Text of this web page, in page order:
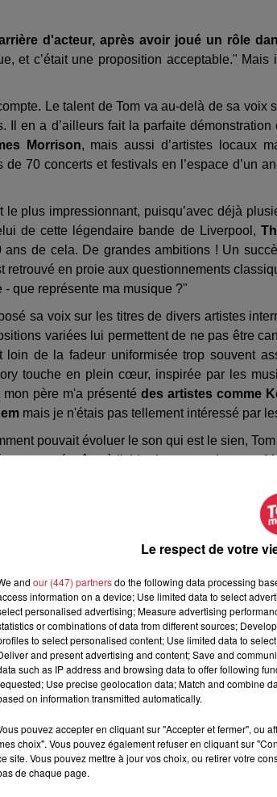
d'acteur, après avoir joué un rôle
et c’était une proposition acceptable." Mais
Le talent de Tom va au-delà de sa
Il en a d’ailleurs fait la parfaite démonstration
Morrison, mais aussi d’artistes locaux
70 concerts et festivals en l’espace d’un
le plus impressionnant, puisqu’avec déjà
de cette légendaire bande de Liverpool,
de cela. De grandes ambitions ! Un
retrouvé en proie aux questionnements
que représente ma musique ?"
sa voix sur les titres de divers artistes
variées lui permettent de ne pas être
loin de la fadeur uniformisée trop souvent
touche en plein cœur, inspirée par les
père m'a présenté des artistes comme
mais je n'étais pas tellement intéressé par
pouvait évoluer le son qui est le sien,
et partagé grâce à l'aide de ses producteurs
de sa capacité à toucher les gens avec
prix Audi Generation Award
Le respect de votre
and our (447) partnersdo the following data processing
information on a device; Use limited data to select
personalised advertising; Measure advertising
or combinations of data from different sources;
to select personalised content; Use limited data to
and present advertising and content; Save and
such as IP address and browsing data to offer following
Use precise geolocation data; Match and combine
on information transmitted automatically.
pouvez accepter en cliquant sur "Accepter et fermer", ou
choix". Vous pouvez également refuser en cliquant sur
site. Vous pouvez mettre à jour vos choix, ou retirer votre
de chaque page.